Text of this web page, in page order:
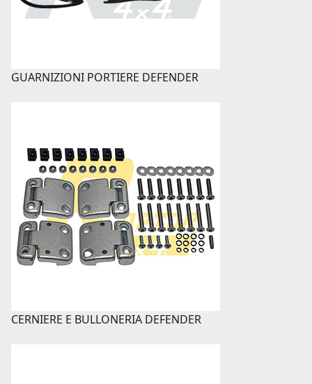
GUARNIZIONI PORTIERE DEFENDER
CERNIERE E BULLONERIA DEFENDER